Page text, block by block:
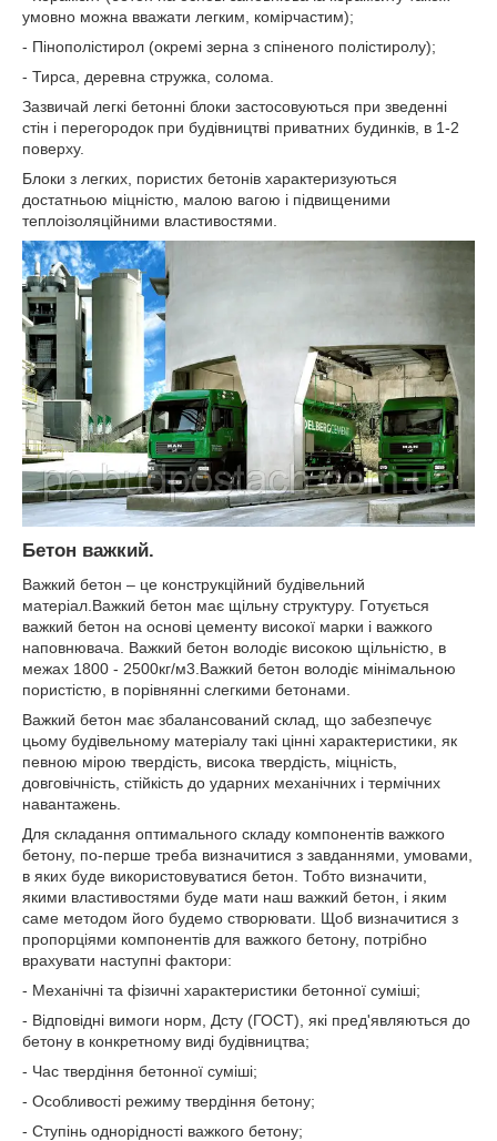
умовно можна вважати легким, комірчастим);
- Пінополістирол (окремі зерна з спіненого полістиролу);
- Тирса, деревна стружка, солома.
Зазвичай легкі бетонні блоки застосовуються при зведенні
стін і перегородок при будівництві приватних будинків, в 1-2
поверху.
Блоки з легких, пористих бетонів характеризуються
достатньою міцністю, малою вагою і підвищеними
теплоізоляційними властивостями.
Бетон важкий.
Важкий бетон – це конструкційний будівельний
матеріал.Важкий бетон має щільну структуру. Готується
важкий бетон на основі цементу високої марки і важкого
наповнювача. Важкий бетон володіє високою щільністю, в
межах 1800 - 2500кг/м3.Важкий бетон володіє мінімальною
пористістю, в порівнянні слегкими бетонами.
Важкий бетон має збалансований склад, що забезпечує
цьому будівельному матеріалу такі цінні характеристики, як
певною мірою твердість, висока твердість, міцність,
довговічність, стійкість до ударних механічних і термічних
навантажень.
Для складання оптимального складу компонентів важкого
бетону, по-перше треба визначитися з завданнями, умовами,
в яких буде використовуватися бетон. Тобто визначити,
якими властивостями буде мати наш важкий бетон, і яким
саме методом його будемо створювати. Щоб визначитися з
пропорціями компонентів для важкого бетону, потрібно
врахувати наступні фактори:
- Механічні та фізичні характеристики бетонної суміші;
- Відповідні вимоги норм, Дсту (ГОСТ), які пред'являються до
бетону в конкретному виді будівництва;
- Час твердіння бетонної суміші;
- Особливості режиму твердіння бетону;
- Ступінь однорідності важкого бетону;